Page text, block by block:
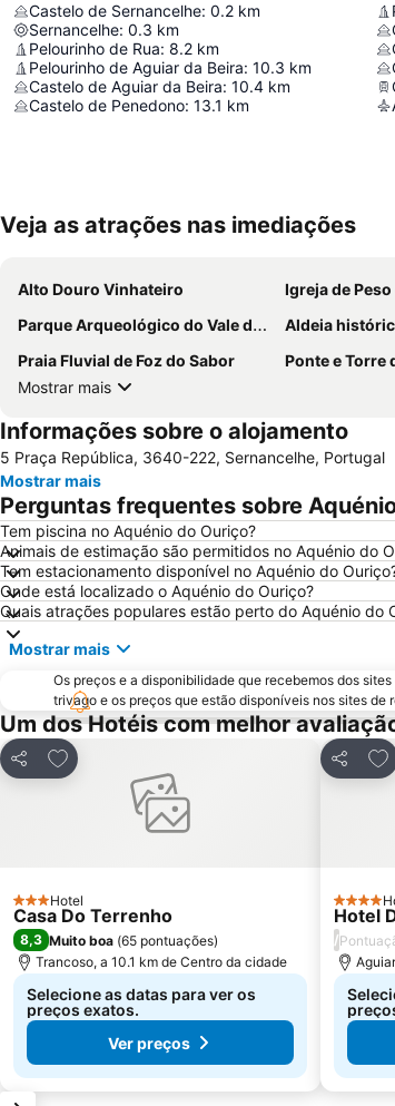
Castelo de Sernancelhe: 0.2 km
Sernancelhe: 0.3 km
Pelourinho de Rua: 8.2 km
Pelourinho de Aguiar da Beira: 10.3 km
Castelo de Aguiar da Beira: 10.4 km
Castelo de Penedono: 13.1 km
Veja as atrações nas imediações
Alto Douro Vinhateiro Igreja de Peso
Parque Arqueológico do Vale do Coa
Aldeia
Praia Fluvial de Foz do Sabor
Ponte e Torre
Mostrar mais
Informações sobre o alojamento
5 Praça República, 3640-222, Sernancelhe, Portugal
Mostrar mais
Perguntas frequentes sobre
Tem piscina no Aquénio do Ouriço?
Animais de estimação são permitidos no Aquénio do
Tem estacionamento disponível no Aquénio do
Onde está localizado o Aquénio do Ouriço?
Quais atrações populares estão perto do Aquénio do
Mostrar mais
Os preços e a disponibilidade que recebemos dos
trivago e os preços que estão disponíveis nos sites de
Um dos Hotéis com melhor
Partilhar
Adicionar aos favoritos
3 Estrelas
Hotel
Casa Do Terrenho
8,3 Muito boa (65 pontuações)
Trancoso, a 10.1 km de Centro da cidade
Selecione as datas para ver os
preços exatos.
Ver preços
Partilhar
4
Hotel
/